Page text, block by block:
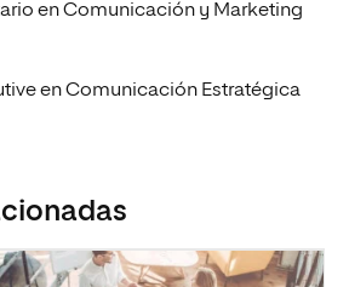
en Comunicación y Marketing
en Comunicación Estratégica